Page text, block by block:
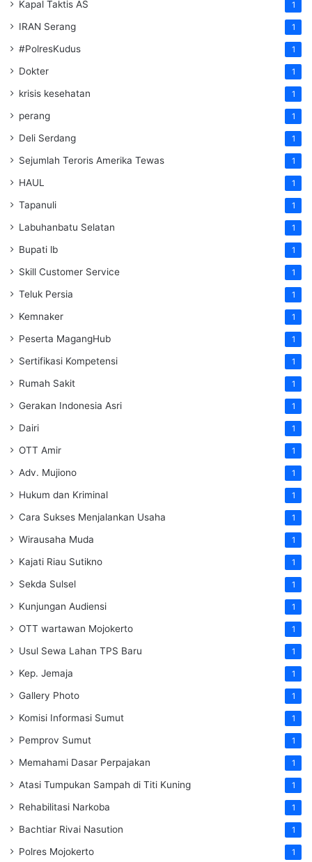
Kapal Taktis AS 1
IRAN Serang 1
#PolresKudus 1
Dokter 1
krisis kesehatan 1
perang 1
Deli Serdang 1
Sejumlah Teroris Amerika Tewas 1
HAUL 1
Tapanuli 1
Labuhanbatu Selatan 1
Bupati lb 1
Skill Customer Service 1
Teluk Persia 1
Kemnaker 1
Peserta MagangHub 1
Sertifikasi Kompetensi 1
Rumah Sakit 1
Gerakan Indonesia Asri 1
Dairi 1
OTT Amir 1
Adv. Mujiono 1
Hukum dan Kriminal 1
Cara Sukses Menjalankan Usaha 1
Wirausaha Muda 1
Kajati Riau Sutikno 1
Sekda Sulsel 1
Kunjungan Audiensi 1
OTT wartawan Mojokerto 1
Usul Sewa Lahan TPS Baru 1
Kep. Jemaja 1
Gallery Photo 1
Komisi Informasi Sumut 1
Pemprov Sumut 1
Memahami Dasar Perpajakan 1
Atasi Tumpukan Sampah di Titi Kuning 1
Rehabilitasi Narkoba 1
Bachtiar Rivai Nasution 1
Polres Mojokerto 1